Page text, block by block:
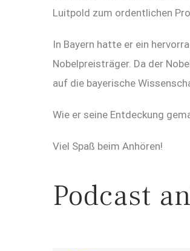
Luitpold zum ordentlichen
In Bayern hatte er ein
Nobelpreisträger. Da der
auf die bayerische
Wie er seine Entdeckung
Viel Spaß beim Anhören!
Podcast